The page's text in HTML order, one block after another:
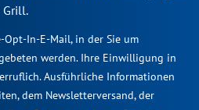
Grill.
Opt-In-E-Mail, in der Sie um
werden. Ihre Einwilligung in
Ausführliche Informationen
dem Newsletterversand, der